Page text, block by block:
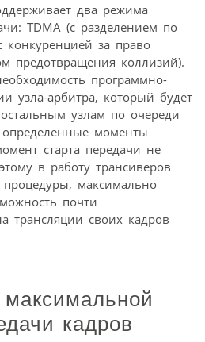
два режима
TDMA (с разделением по
конкуренцией за право
предотвращения коллизий).
программно-
узла-арбитра, который будет
узлам по очереди
определенные моменты
старта передачи не
в работу трансиверов
процедуры, максимально
почти
трансляции своих кадров
кадров